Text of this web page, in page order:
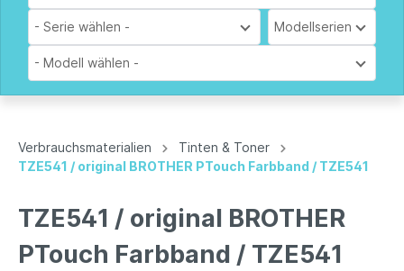
- Serie wählen - Modellserien
- Modell wählen -
Verbrauchsmaterialien
Tinten & Toner
TZE541 / original BROTHER PTouch Farbband / TZE541
TZE541 / original BROTHER
PTouch Farbband / TZE541